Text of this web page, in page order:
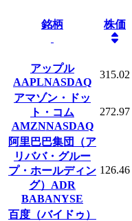
銘柄 株価
アップル
AAPLNASDAQ
315.02
アマゾン・ドッ
ト・コム
AMZNNASDAQ
272.97
阿里巴巴集団（ア
リババ・グルー
プ・ホールディン
グ）ADR
BABANYSE
126.46
百度（バイドゥ）